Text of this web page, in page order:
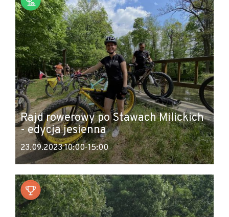
Rajd rowerowy po Stawach Milickich
- edycja jesienna
23.09.2023 10:00-15:00